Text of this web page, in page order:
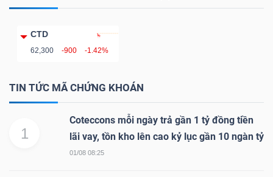
CTD
62,300 -900 -1.42%
TIN TỨC MÃ CHỨNG KHOÁN
1
Coteccons mỗi ngày trả gần 1 tỷ đồng tiền
lãi vay, tồn kho lên cao kỷ lục gần 10 ngàn tỷ
01/08 08:25
VỤ
TRUYỀN